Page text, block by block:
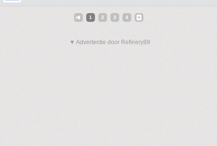
1 2 3 4
▼ Advertentie door Refinery89